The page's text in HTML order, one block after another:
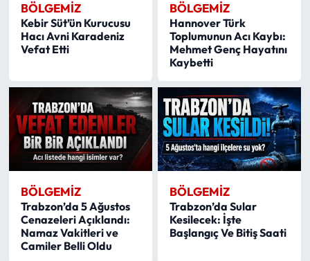
BÖLGEMIZ
Kebir Süt’ün Kurucusu
Hacı Avni Karadeniz
Vefat Etti
BÖLGEMIZ
Hannover Türk
Toplumunun Acı Kaybı:
Mehmet Genç Hayatını
Kaybetti
BÖLGEMIZ
Trabzon’da 5 Ağustos
Cenazeleri Açıklandı:
Namaz Vakitleri ve
Camiler Belli Oldu
BÖLGEMIZ
Trabzon’da Sular
Kesilecek: İşte
Başlangıç Ve Bitiş Saati